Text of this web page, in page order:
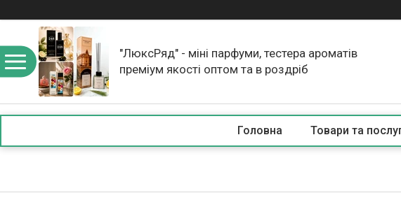
"ЛюксРяд" - міні парфуми, тестера ароматів
преміум якості оптом та в роздріб
Головна Товари та